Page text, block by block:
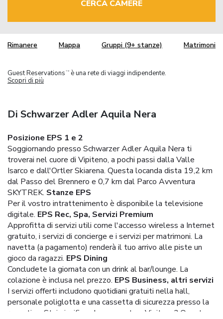
CERCA CAMERE
Rimanere Mappa Gruppi (9+ stanze) Matrimoni
Guest Reservations TM
è una rete di viaggi indipendente.
Scopri di più
Di Schwarzer Adler Aquila Nera
Posizione EPS 1 e 2
Soggiornando presso Schwarzer Adler Aquila Nera ti
troverai nel cuore di Vipiteno, a pochi passi dalla Valle
Isarco e dall'Ortler Skiarena. Questa locanda dista 19,2 km
dal Passo del Brennero e 0,7 km dal Parco Avventura
SKYTREK. Stanze EPS
Per il vostro intrattenimento è disponibile la televisione
digitale. EPS Rec, Spa, Servizi Premium
Approfitta di servizi utili come l'accesso wireless a Internet
gratuito, i servizi di concierge e i servizi per matrimoni. La
navetta (a pagamento) renderà il tuo arrivo alle piste un
gioco da ragazzi. EPS Dining
Concludete la giornata con un drink al bar/lounge. La
colazione è inclusa nel prezzo. EPS Business, altri servizi
I servizi offerti includono quotidiani gratuiti nella hall,
personale poliglotta e una cassetta di sicurezza presso la
reception. Stai pianificando un evento a Vipiteno? Questa